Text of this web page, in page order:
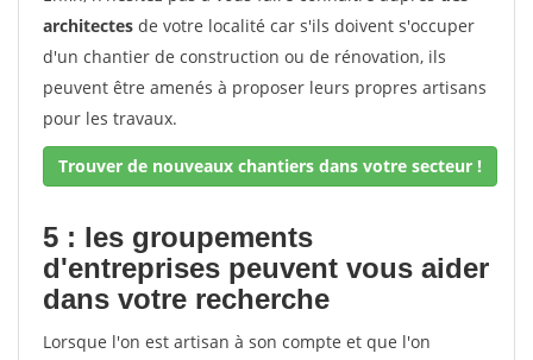
architectes de votre localité car s'ils doivent s'occuper
d'un chantier de construction ou de rénovation, ils
peuvent être amenés à proposer leurs propres artisans
pour les travaux.
Trouver de nouveaux chantiers dans votre secteur !
5 : les groupements
d'entreprises peuvent vous aider
dans votre recherche
Lorsque l'on est artisan à son compte et que l'on